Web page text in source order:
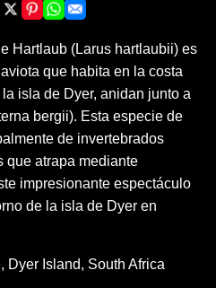
Hartlaub (Larus hartlaubii) es
que habita en la costa
isla de Dyer, anidan junto a
bergii). Esta especie de
de invertebrados
que atrapa mediante
impresionante espectáculo
de la isla de Dyer en
Dyer Island, South Africa